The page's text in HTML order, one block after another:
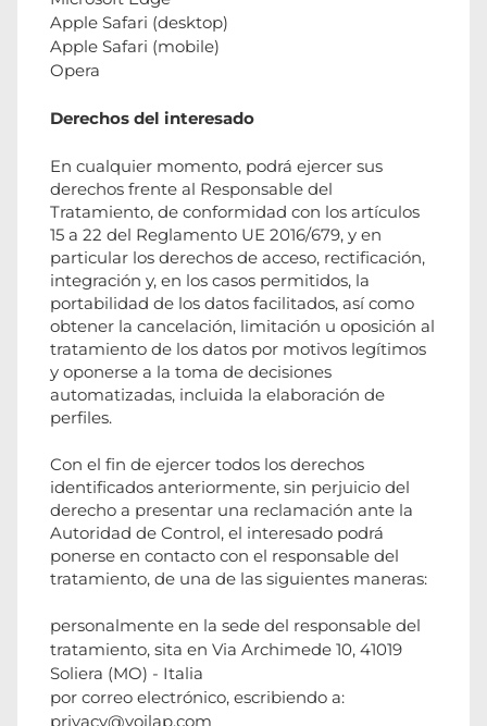
Apple Safari (desktop)
Apple Safari (mobile)
Opera
Derechos del interesado
En cualquier momento, podrá ejercer sus
derechos frente al Responsable del
Tratamiento, de conformidad con los artículos
15 a 22 del Reglamento UE 2016/679, y en
particular los derechos de acceso, rectificación,
integración y, en los casos permitidos, la
portabilidad de los datos facilitados, así como
obtener la cancelación, limitación u oposición al
tratamiento de los datos por motivos legítimos
y oponerse a la toma de decisiones
automatizadas, incluida la elaboración de
perfiles.
Con el fin de ejercer todos los derechos
identificados anteriormente, sin perjuicio del
derecho a presentar una reclamación ante la
Autoridad de Control, el interesado podrá
ponerse en contacto con el responsable del
tratamiento, de una de las siguientes maneras:
personalmente en la sede del responsable del
tratamiento, sita en Via Archimede 10, 41019
Soliera (MO) - Italia
por correo electrónico, escribiendo a:
privacy@voilap.com